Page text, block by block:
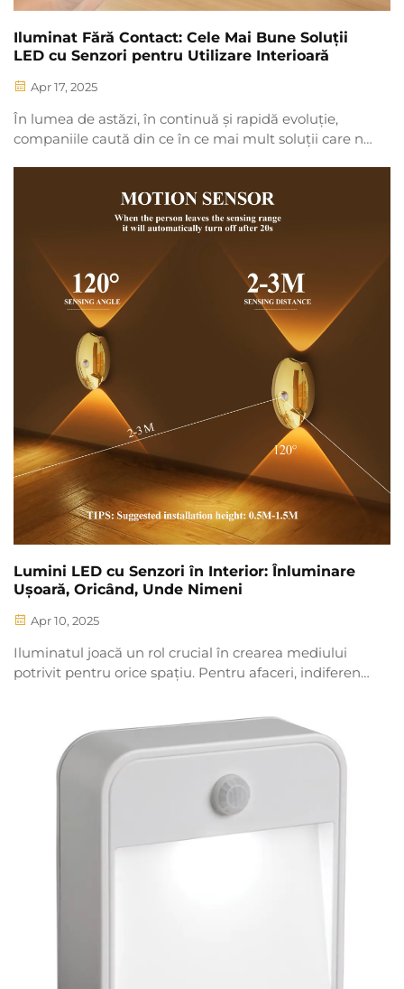
Iluminat Fără Contact: Cele Mai Bune Soluții
LED cu Senzori pentru Utilizare Interioară
Apr 17, 2025
În lumea de astăzi, în continuă și rapidă evoluție,
companiile caută din ce în ce mai mult soluții care nu
utilizatorului. Utilizarea tehnologiilor inteligente în
diferite sectoare...
Lumini LED cu Senzori în Interior: Înluminare
Ușoară, Oricând, Unde Nimeni
Apr 10, 2025
Iluminatul joacă un rol crucial în crearea mediului
potrivit pentru orice spațiu. Pentru afaceri, indiferent
mediu industrial, asigurarea unui iluminat optim, în
timp ce se minimizează consumul de energie, poate
fi semnificativ...